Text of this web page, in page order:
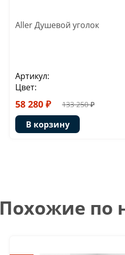
Aller Душевой уголок
Артикул:
Цвет:
58 280 ₽ 133 250 ₽
В корзину
Похожие по